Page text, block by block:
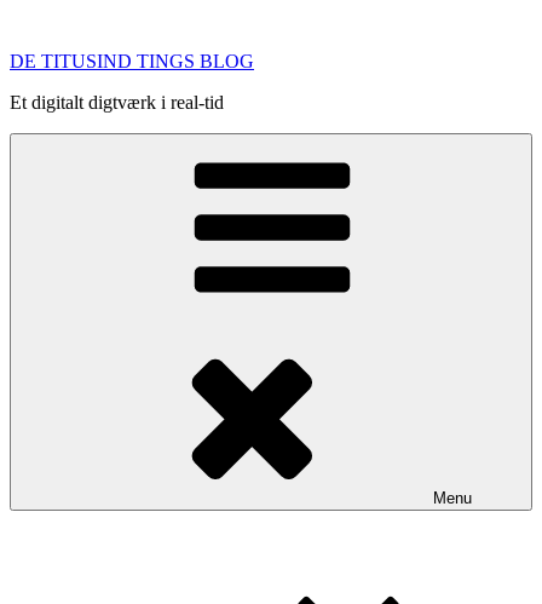
indhold
DE TITUSIND TINGS BLOG
Et digitalt digtværk i real-tid
Menu